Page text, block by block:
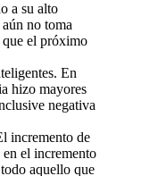
a su alto
no toma
que el próximo
En
hizo mayores
negativa
incremento de
en el incremento
aquello que